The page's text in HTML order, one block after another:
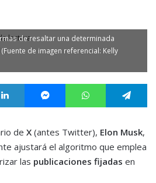
lecturade resaltar una determinada
de imagen referencial: Kelly
LinkedIn MessengerWhatsApp
de X (antes Twitter), Elon Musk,
ajustará el algoritmo que emplea
las publicaciones fijadas en